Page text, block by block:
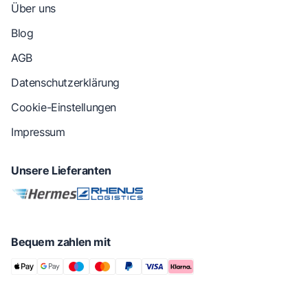
Über uns
Blog
AGB
Datenschutzerklärung
Cookie-Einstellungen
Impressum
Unsere Lieferanten
Bequem zahlen mit